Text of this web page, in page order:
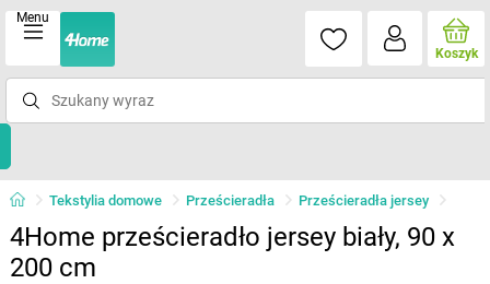
Menu
Koszyk
Tekstylia domowe Prześcieradła Prześcieradła jersey
4Home prześcieradło jersey biały, 90 x
200 cm